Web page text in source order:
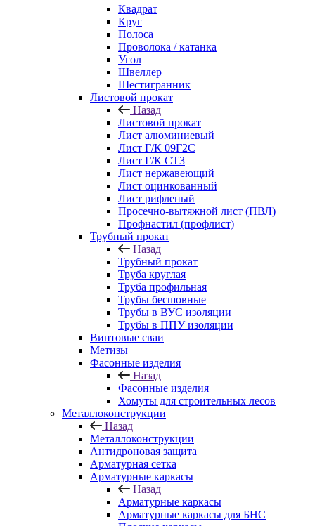
Квадрат
Круг
Полоса
Проволока / катанка
Угол
Швеллер
Шестигранник
Листовой прокат
Назад
Листовой прокат
Лист алюминиевый
Лист Г/К 09Г2С
Лист Г/К СТ3
Лист нержавеющий
Лист оцинкованный
Лист рифленый
Просечно-вытяжной лист (ПВЛ)
Профнастил (профлист)
Трубный прокат
Назад
Трубный прокат
Труба круглая
Труба профильная
Трубы бесшовные
Трубы в ВУС изоляции
Трубы в ППУ изоляции
Винтовые сваи
Метизы
Фасонные изделия
Назад
Фасонные изделия
Хомуты для строительных лесов
Металлоконструкции
Назад
Металлоконструкции
Антидроновая защита
Арматурная сетка
Арматурные каркасы
Назад
Арматурные каркасы
Арматурные каркасы для БНС